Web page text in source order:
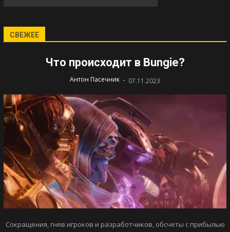
СВЕЖЕЕ
Что происходит в Bungie?
Антон Пасечник - 07.11.2023
Сокращения, гнев игроков и разработчиков, обсчеты с прибылью